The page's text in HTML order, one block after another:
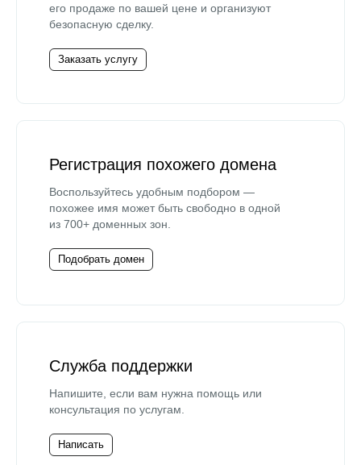
его продаже по вашей цене и организуют
безопасную сделку.
Заказать услугу
Регистрация похожего домена
Воспользуйтесь удобным подбором —
похожее имя может быть свободно в одной
из 700+ доменных зон.
Подобрать домен
Служба поддержки
Напишите, если вам нужна помощь или
консультация по услугам.
Написать